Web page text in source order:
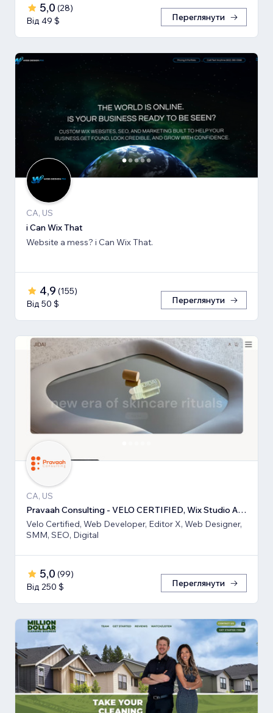
5,0 (28)
Від 49 $
Переглянути
CA, US
i Can Wix That
Website a mess? i Can Wix That.
4,9 (155)
Від 50 $
Переглянути
CA, US
Pravaah Consulting - VELO CERTIFIED, Wix Studio Approved
Velo Certified, Web Developer, Editor X, Web Designer,
SMM, SEO, Digital
5,0 (99)
Від 250 $
Переглянути